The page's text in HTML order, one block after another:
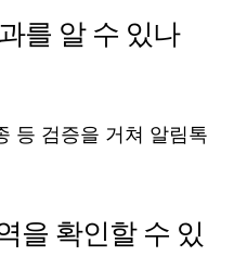
를 알 수 있나
등 검증을 거쳐 알림톡
을 확인할 수 있